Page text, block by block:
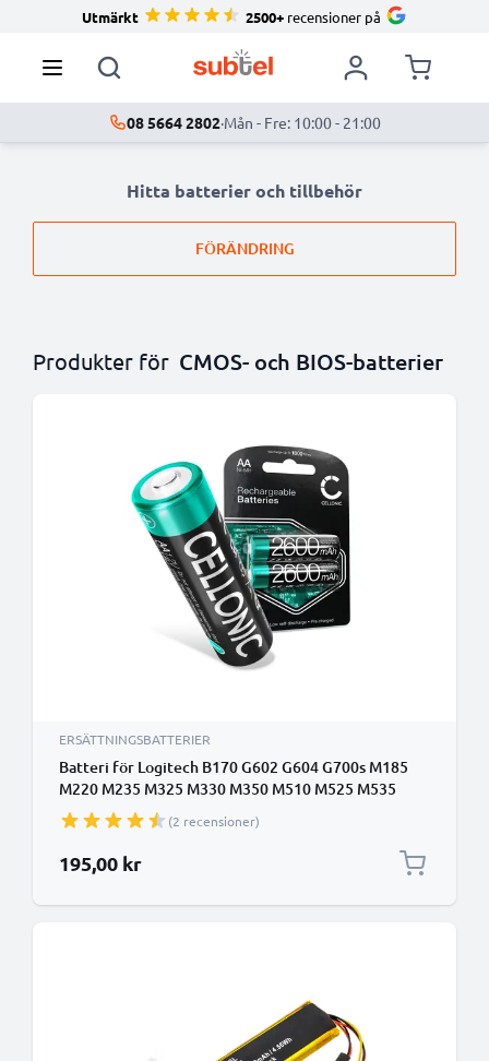
Utmärkt 2500+ recensioner på
08 5664 2802·Mån - Fre: 10:00 - 21:00
Hitta batterier och tillbehör
FÖRÄNDRING
Produkter för CMOS- och BIOS-batterier
ERSÄTTNINGSBATTERIER
Batteri för Logitech B170 G602 G604 G700s M185
M220 M235 M325 M330 M350 M510 M525 M535
M585 M590 M705 M720 Triathlon Wireless Mouse
M705 G700s dator-tillbehör (mus, tangentbord) - 2x
2600mAh AA Laddningsbart ersättningsbatteri eller
reservbatteri
(2 recensioner)
195,00 kr